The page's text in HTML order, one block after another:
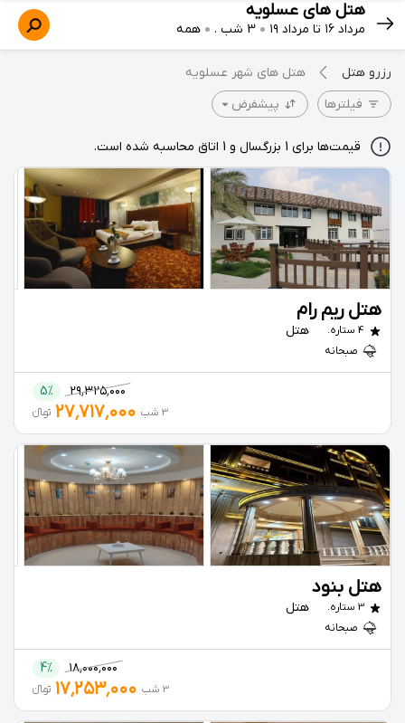
هتل های عسلویه
مرداد ۱۶ تا مرداد ۱۹ 3 شب . همه
رزرو هتل
هتل های شهر عسلویه
فیلترها
پیشفرض
قیمت‌ها برای 1 بزرگسال و 1 اتاق محاسبه شده است.
هتل ریم رام
4 ستاره. هتل
صبحانه
۲۹٬۳۲۵٬۰۰۰ 5%
3 شب ۲۷٬۷۱۷٬۰۰۰ تومانءءء
هتل بنود
3 ستاره. هتل
صبحانه
۱۸٬۰۰۰٬۰۰۰ 4%
3 شب ۱۷٬۲۵۳٬۰۰۰ تومانءءء